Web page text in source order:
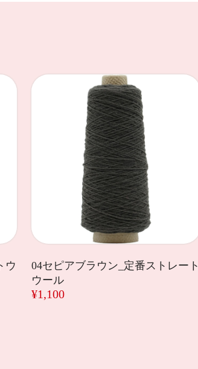
ウ
04セピアブラウン_定番ストレート
ウール
¥1,100